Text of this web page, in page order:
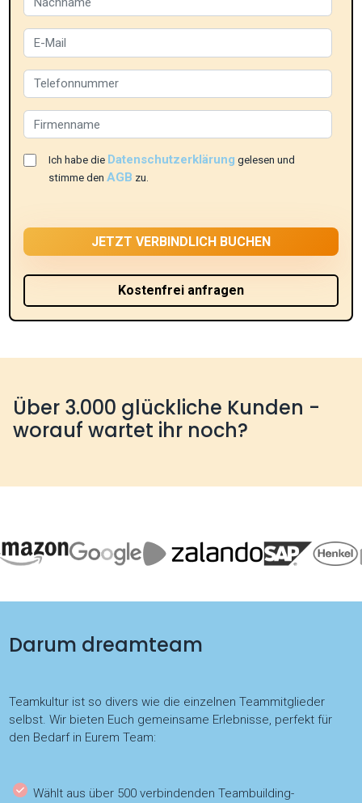
Ich habe die Datenschutzerklärung gelesen und
stimme denAGB zu.
Über 3.000 glückliche Kunden -
worauf wartet ihr noch?
Darum dreamteam
Teamkultur ist so divers wie die einzelnen Teammitglieder
selbst. Wir bieten Euch gemeinsame Erlebnisse, perfekt für
den Bedarf in Eurem Team:
Wählt aus über 500 verbindenden Teambuilding-